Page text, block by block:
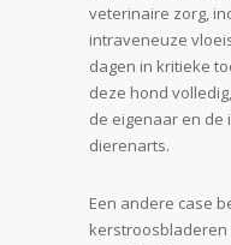
veterinaire zorg,
intraveneuze
dagen in kritieke
deze hond
de eigenaar en de
dierenarts.
Een andere case
kerstroosbladeren